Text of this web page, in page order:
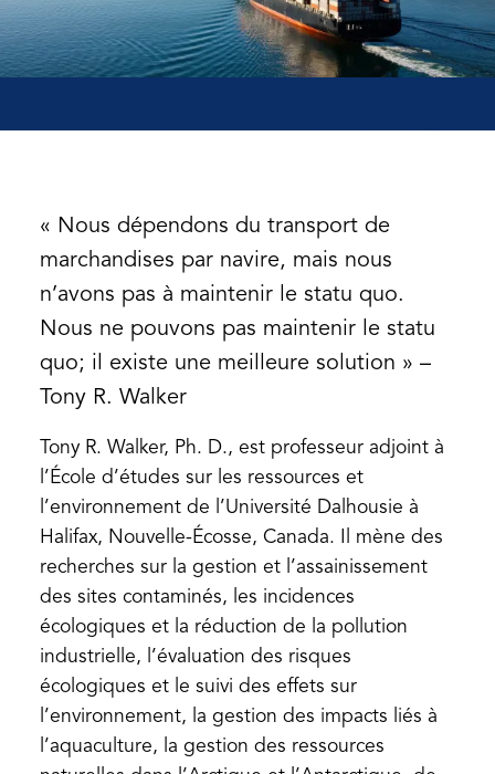
« Nous dépendons du transport de
marchandises par navire, mais nous
n’avons pas à maintenir le statu quo.
Nous ne pouvons pas maintenir le statu
quo; il existe une meilleure solution » –
Tony R. Walker
Tony R. Walker, Ph. D., est professeur adjoint à
l’École d’études sur les ressources et
l’environnement de l’Université Dalhousie à
Halifax, Nouvelle-Écosse, Canada. Il mène des
recherches sur la gestion et l’assainissement
des sites contaminés, les incidences
écologiques et la réduction de la pollution
industrielle, l’évaluation des risques
écologiques et le suivi des effets sur
l’environnement, la gestion des impacts liés à
l’aquaculture, la gestion des ressources